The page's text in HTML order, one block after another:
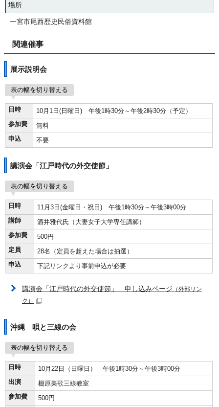
場所
一宮市尾西歴史民俗資料館
関連催事
展示説明会
表の幅を切り替える
日時
10月1日(日曜日) 午後1時30分～午後2時30分（予定）
参加費
無料
申込
不要
講演会「江戸時代の外交使節」
表の幅を切り替える
日時
11月3日(金曜日・祝日) 午後1時30分～午後3時00分
講師
酒井雅代氏（大妻女子大学専任講師）
参加費
500円
定員
28名（定員を超えた場合は抽選）
申込
下記リンクより事前申込が必要
講演会「江戸時代の外交使節」 申し込みページ （外部リン
ク）
沖縄 唄と三線の会
表の幅を切り替える
日時
10月22日（日曜日） 午後1時30分～午後3時00分
出演
棚原美歌三線教室
参加費
500円